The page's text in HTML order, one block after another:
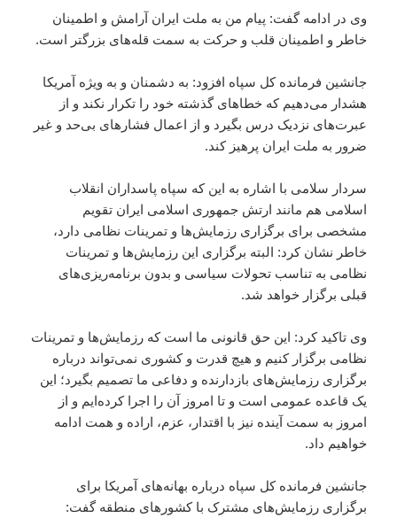
وی در ادامه گفت: پیام من به ملت ایران آرامش و اطمینان
خاطر و اطمینان قلب و حرکت به سمت قله‌های بزرگتر است.
جانشین فرمانده کل سپاه افزود: به دشمنان و به ویژه آمریکا
هشدار می‌دهیم که خطاهای گذشته خود را تکرار نکند و از
عبرت‌های نزدیک درس بگیرد و از اعمال فشارهای بی‌حد و غیر
ضرور به ملت ایران پرهیز کند.
سردار سلامی با اشاره به این که سپاه پاسداران انقلاب
اسلامی هم مانند ارتش جمهوری اسلامی ایران تقویم
مشخصی برای برگزاری رزمایش‌ها و تمرینات نظامی دارد،
خاطر نشان کرد: البته برگزاری این رزمایش‌ها و تمرینات
نظامی به تناسب تحولات سیاسی و بدون برنامه‌ریزی‌های
قبلی برگزار خواهد شد.
وی تاکید کرد: این حق قانونی ما است که رزمایش‌ها و تمرینات
نظامی برگزار کنیم و هیچ قدرت و کشوری نمی‌تواند درباره
برگزاری رزمایش‌های بازدارنده و دفاعی ما تصمیم بگیرد؛ این
یک قاعده عمومی است و تا امروز آن را اجرا کرده‌ایم و از
امروز به سمت آینده نیز با اقتدار، عزم، اراده و همت ادامه
خواهیم داد.
جانشین فرمانده کل سپاه درباره بهانه‌های آمریکا برای
برگزاری رزمایش‌های مشترک با کشورهای منطقه گفت: